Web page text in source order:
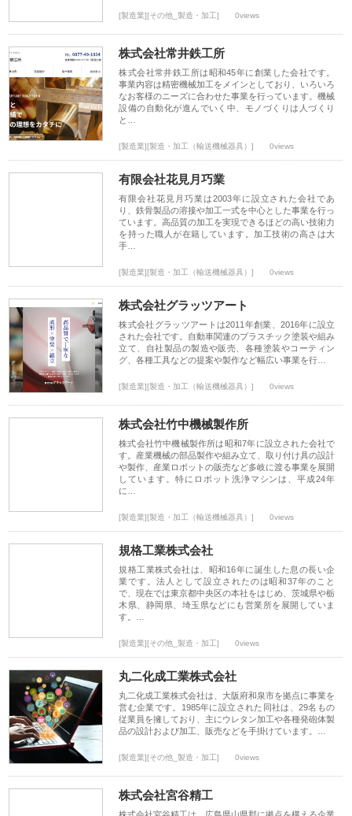
[製造業][その他_製造・加工] 0views
株式会社常井鉄工所
株式会社常井鉄工所は昭和45年に創業した会社です。
事業内容は精密機械加工をメインとしており、いろいろ
なお客様のニーズに合わせた事業を行っています。機械
設備の自動化が進んでいく中、モノづくりは人づくり
と…
[製造業][製造・加工（輸送機械器具）] 0views
有限会社花見月巧業
有限会社花見月巧業は2003年に設立された会社であ
り、鉄骨製品の溶接や加工一式を中心とした事業を行っ
ています。高品質の加工を実現できるほどの高い技術力
を持った職人が在籍しています。加工技術の高さは大
手…
[製造業][製造・加工（輸送機械器具）] 0views
株式会社グラッツアート
株式会社グラッツアートは2011年創業、2016年に設立
された会社です。自動車関連のプラスチック塗装や組み
立て、自社製品の製造や販売、各種塗装やコーティン
グ、各種工具などの提案や製作など幅広い事業を行…
[製造業][製造・加工（輸送機械器具）] 0views
株式会社竹中機械製作所
株式会社竹中機械製作所は昭和7年に設立された会社で
す。産業機械の部品製作や組み立て、取り付け具の設計
や製作、産業ロボットの販売など多岐に渡る事業を展開
しています。特にロボット洗浄マシンは、平成24年
に…
[製造業][製造・加工（輸送機械器具）] 0views
規格工業株式会社
規格工業株式会社は、昭和16年に誕生した息の長い企
業です。法人として設立されたのは昭和37年のこと
で、現在では東京都中央区の本社をはじめ、茨城県や栃
木県、静岡県、埼玉県などにも営業所を展開していま
す。…
[製造業][その他_製造・加工] 0views
丸二化成工業株式会社
丸二化成工業株式会社は、大阪府和泉市を拠点に事業を
営む企業です。1985年に設立された同社は、29名もの
従業員を擁しており、主にウレタン加工や各種発砲体製
品の設計および加工、販売などを手掛けています。…
[製造業][その他_製造・加工] 0views
株式会社宮谷精工